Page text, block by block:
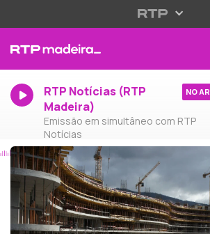
RTP Notícias (RTP
Madeira)
Emissão em simultâneo com RTP
Notícias
NO AR